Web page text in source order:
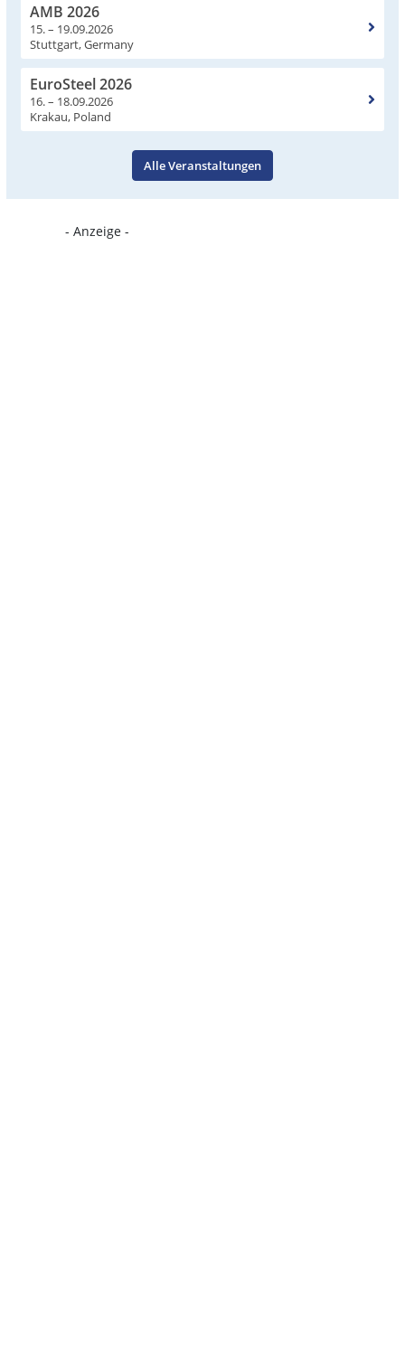
AMB 2026
15. – 19.09.2026
Stuttgart, Germany
EuroSteel 2026
16. – 18.09.2026
Krakau, Poland
Alle Veranstaltungen
- Anzeige -